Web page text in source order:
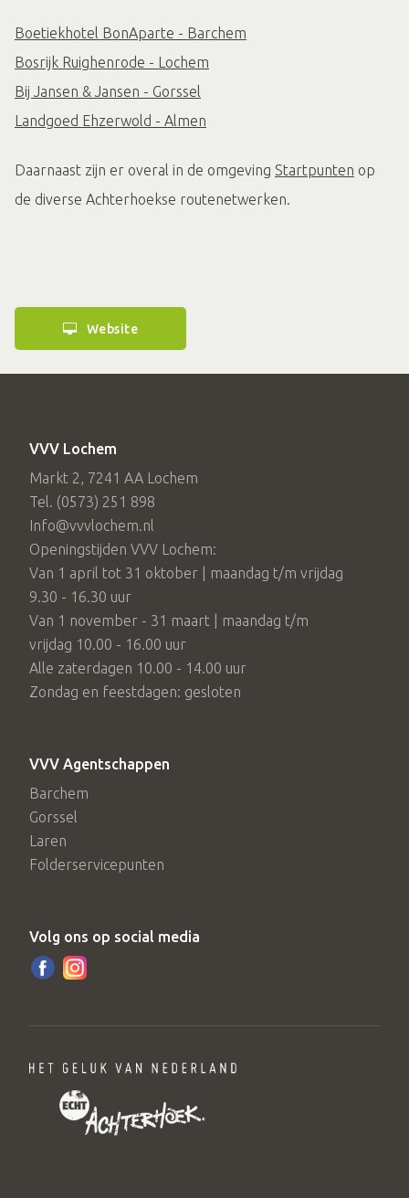
Boetiekhotel BonAparte - Barchem
Bosrijk Ruighenrode - Lochem
Bij Jansen & Jansen - Gorssel
Landgoed Ehzerwold - Almen
Daarnaast zijn er overal in de omgeving Startpunten op
de diverse Achterhoekse routenetwerken.
Website
VVV Lochem
Markt 2, 7241 AA Lochem
Tel. (0573) 251 898
Info@vvvlochem.nl
Openingstijden VVV Lochem:
Van 1 april tot 31 oktober | maandag t/m vrijdag
9.30 - 16.30 uur
Van 1 november - 31 maart | maandag t/m
vrijdag 10.00 - 16.00 uur
Alle zaterdagen 10.00 - 14.00 uur
Zondag en feestdagen: gesloten
VVV Agentschappen
Barchem
Gorssel
Laren
Folderservicepunten
Volg ons op social media